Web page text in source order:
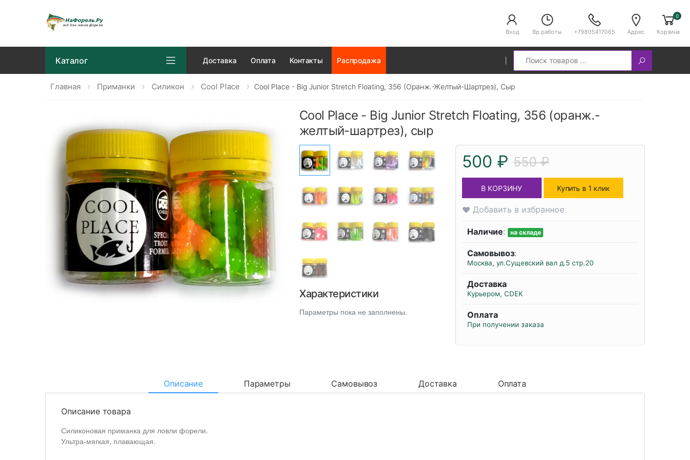
Вход Вр.работы +79805417065 Адрес
0
Корзина
Каталог Доставка Оплата Контакты Распродажа
Search
Главная Приманки Силикон Cool Place Cool Place - Big Junior Stretch Floating, 356 (оранж.-Желтый-Шартрез), Сыр
Cool Place - Big Junior Stretch Floating, 356 (оранж.-
желтый-шартрез), сыр
Характеристики
Параметры пока не заполнены.
500 ₽ 550 ₽
В КОРЗИНУ Купить в 1 клик
Добавить в избранное
Наличие: на складе
Самовывоз:
Москва, ул.Сущевский вал д.5 стр.20
Доставка
Курьером, CDEK
Оплата
При получении заказа
Описание Параметры Самовывоз Доставка Оплата
Описание товара
Силиконовая приманка для ловли форели.
Ультра-мягкая, плавающая.